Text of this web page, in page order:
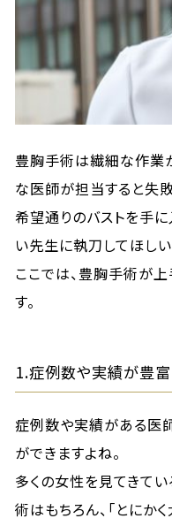
豊胸手術は繊細な作業
な医師が担当すると失
希望通りのバストを手
い先生に執刀してほしい
ここでは、豊胸手術が
す。
1.症例数や実績が豊富
症例数や実績がある医
ができますよね。
多くの女性を見てきて
術はもちろん、「とにか